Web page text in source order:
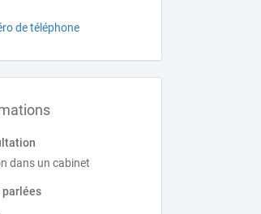
de téléphone
dans un cabinet
parlées